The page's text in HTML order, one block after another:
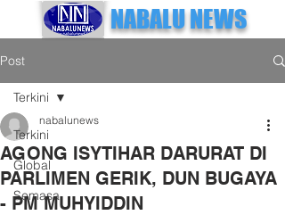
NABALU NEWS
Post
Terkini
Global
Semasa
Terkini
AGONG ISYTIHAR DARURAT DI
PARLIMEN GERIK, DUN BUGAYA
- PM MUHYIDDIN
nabalunews